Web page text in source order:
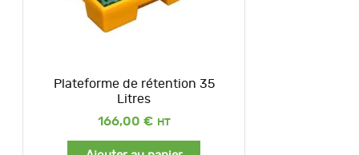
Plateforme de rétention 35
Litres
166,00 €